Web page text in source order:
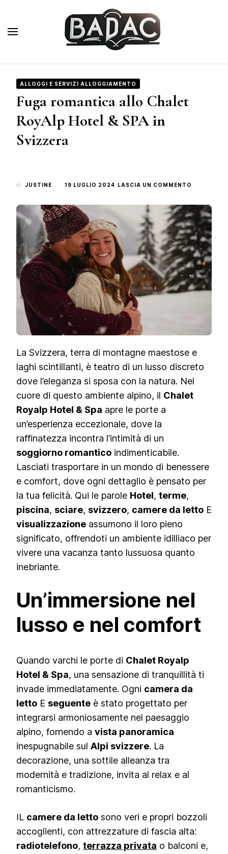
ALLOGGI E SERVIZI ALLOGGIAMENTO
Fuga romantica allo Chalet
RoyAlp Hotel & SPA in
Svizzera
di JUSTINE 19 LUGLIO 2024 LASCIA UN COMMENTO
ALLO
CHALET
ROYALP
HOTEL
&
SPA
IN
SVIZZERA
La Svizzera, terra di montagne maestose e
laghi scintillanti, è teatro di un lusso discreto
dove l’eleganza si sposa con la natura. Nel
cuore di questo ambiente alpino, il Chalet
Royalp Hotel & Spa apre le porte a
un’esperienza eccezionale, dove la
raffinatezza incontra l’intimità di un
soggiorno romantico indimenticabile.
Lasciati trasportare in un mondo di benessere
e comfort, dove ogni dettaglio è pensato per
la tua felicità. Qui le parole Hotel, terme,
piscina, sciare, svizzero, camere da letto E
visualizzazione assumono il loro pieno
significato, offrendoti un ambiente idilliaco per
vivere una vacanza tanto lussuosa quanto
inebriante.
Un’immersione nel
lusso e nel comfort
Quando varchi le porte di Chalet Royalp
Hotel & Spa, una sensazione di tranquillità ti
invade immediatamente. Ogni camera da
letto E seguente è stato progettato per
integrarsi armoniosamente nel paesaggio
alpino, fornendo a vista panoramica
inespugnabile sul Alpi svizzere. La
decorazione, una sottile alleanza tra
modernità e tradizione, invita al relax e al
romanticismo.
IL camere da letto sono veri e propri bozzoli
accoglienti, con attrezzature di fascia alta:
radiotelefono, terrazza privata o balconi e,